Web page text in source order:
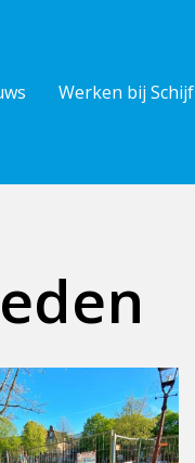
Werken bij Schijf